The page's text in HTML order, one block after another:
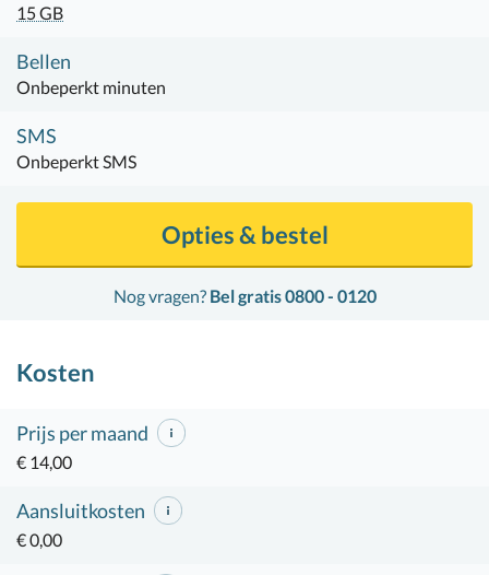
15 GB
Bellen
Onbeperkt minuten
SMS
Onbeperkt SMS
Nog vragen? Bel gratis 0800 - 0120
Opties & bestel
Kosten
Prijs per maand
€ 14,00
Aansluitkosten
€ 0,00